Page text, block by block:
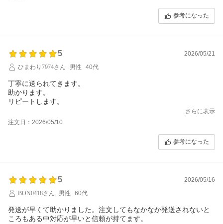
参考になった
5
2026/05/21
ひまわり7974さん
男性 40代
丁寧に送られてきます。
助かります。
リピートします。
さらに表示
注文日：2026/05/10
参考になった
5
2026/05/16
BON0418さん
男性 60代
発送が早くて助かりました。注文してもなかなか発送されないと
ころもある中対応が早いと信頼が持てます。